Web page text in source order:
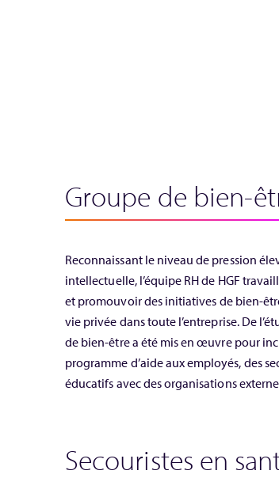
Groupe de bien-
Reconnaissant le niveau de pression
intellectuelle, l’équipe RH de HGF
et promouvoir des initiatives de bien-
vie privée dans toute l’entreprise. De
de bien-être a été mis en œuvre pour
programme d’aide aux employés, des
éducatifs avec des organisations
Secouristes en